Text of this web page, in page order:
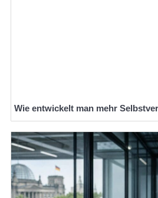
Wie entwickelt man mehr